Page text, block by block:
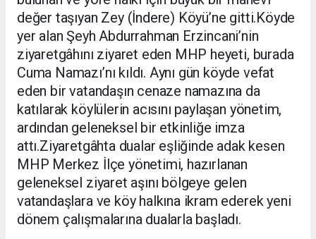
değer taşıyan Zey (İndere) Köyü’ne gitti.Köyde
yer alan Şeyh Abdurrahman Erzincani’nin
ziyaretgâhını ziyaret eden MHP heyeti, burada
Cuma Namazı’nı kıldı. Aynı gün köyde vefat
eden bir vatandaşın cenaze namazına da
katılarak köylülerin acısını paylaşan yönetim,
ardından geleneksel bir etkinliğe imza
attı.Ziyaretgâhta dualar eşliğinde adak kesen
MHP Merkez İlçe yönetimi, hazırlanan
geleneksel ziyaret aşını bölgeye gelen
vatandaşlara ve köy halkına ikram ederek yeni
dönem çalışmalarına dualarla başladı.